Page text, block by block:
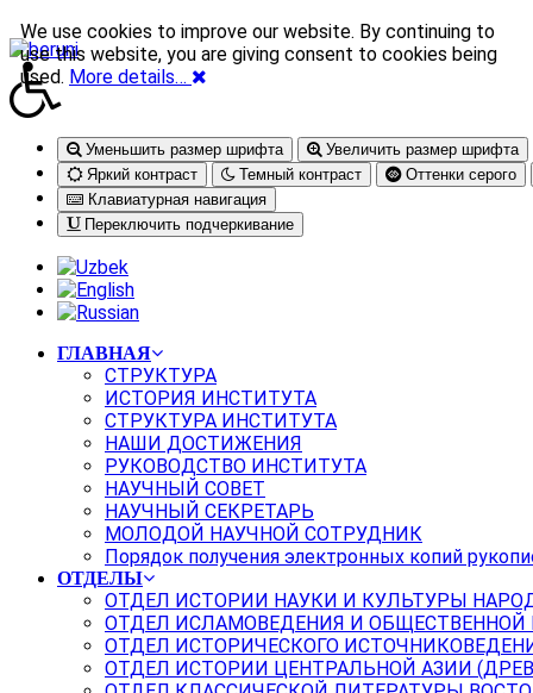
Уменьшить размер шрифта
Увеличить размер шрифта
Яркий контраст
Темный контраст
Оттенки серого
Клавиатурная навигация
Переключить подчеркивание
ГЛАВНАЯ
СТРУКТУРА
ИСТОРИЯ ИНСТИТУТА
СТРУКТУРА ИНСТИТУТА
НАШИ ДОСТИЖЕНИЯ
РУКОВОДСТВО ИНСТИТУТА
НАУЧНЫЙ СОВЕТ
НАУЧНЫЙ СЕКРЕТАРЬ
МОЛОДОЙ НАУЧНОЙ СОТРУДНИК
Порядок получения электронных копий
ОТДЕЛЫ
ОТДЕЛ ИСТОРИИ НАУКИ И КУЛЬТУРЫ
ОТДЕЛ ИСЛАМОВЕДЕНИЯ И
ОТДЕЛ ИСТОРИЧЕСКОГО
ОТДЕЛ ИСТОРИИ ЦЕНТРАЛЬНОЙ АЗИИ
We use cookies to improve our website. By continuing to
use this website, you are giving consent to cookies being
used. More details…